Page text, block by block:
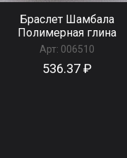
Браслет Шамбала
Полимерная глина
Арт: 006510
536.37 ₽